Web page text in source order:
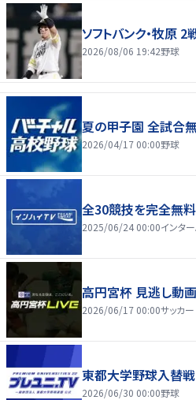
ソフトバンク・牧原
2026/08/06 19:42野球
夏の甲子園 全試合無
2026/04/17 00:00野球
全30競技を完全無料
2025/06/24 00:00インタ
高円宮杯 見逃し動
2026/06/17 00:00サッカー
東都大学野球入替戦
2026/06/30 00:00野球